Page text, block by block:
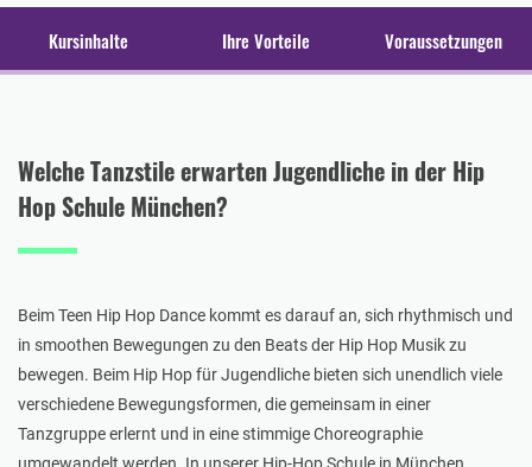
Kursinhalte Ihre Vorteile Voraussetzungen
Welche Tanzstile erwarten Jugendliche in der Hip
Hop Schule München?
Beim Teen Hip Hop Dance kommt es darauf an, sich rhythmisch und
in smoothen Bewegungen zu den Beats der Hip Hop Musik zu
bewegen. Beim Hip Hop für Jugendliche bieten sich unendlich viele
verschiedene Bewegungsformen, die gemeinsam in einer
Tanzgruppe erlernt und in eine stimmige Choreographie